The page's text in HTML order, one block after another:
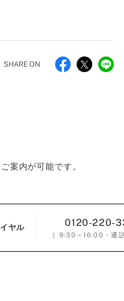
SHARE ON
案内が可能です。
ヤル 0120-220-
［ 9:30～16:00 ・通